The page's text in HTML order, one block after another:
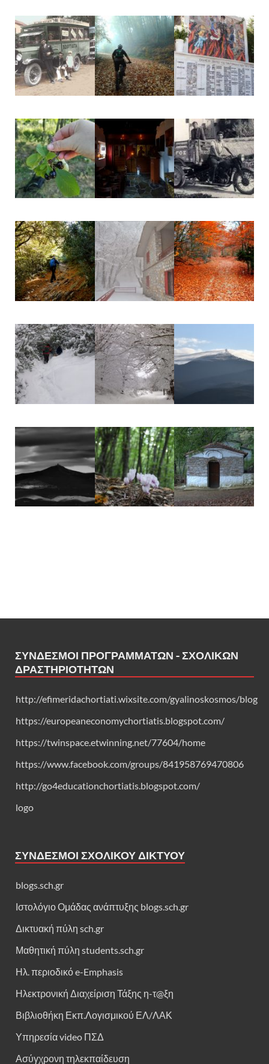
ΣΎΝΔΕΣΜΟΙ ΠΡΟΓΡΑΜΜΆΤΩΝ - ΣΧΟΛΙΚΏΝ
ΔΡΑΣΤΗΡΙΟΤΉΤΩΝ
http://efimeridachortiati.wixsite.com/gyalinoskosmos/blog
https://europeaneconomychortiatis.blogspot.com/
https://twinspace.etwinning.net/77604/home
https://www.facebook.com/groups/841958769470806
http://go4educationchortiatis.blogspot.com/
logo
ΣΎΝΔΕΣΜΟΙ ΣΧΟΛΙΚΟΎ ΔΙΚΤΎΟΥ
blogs.sch.gr
Ιστολόγιο Ομάδας ανάπτυξης blogs.sch.gr
Δικτυακή πύλη sch.gr
Μαθητική πύλη students.sch.gr
Ηλ. περιοδικό e-Emphasis
Ηλεκτρονική Διαχείριση Τάξης η-τ@ξη
Βιβλιοθήκη Εκπ.Λογισμικού ΕΛ/ΛΑΚ
Υπηρεσία video ΠΣΔ
Ασύγχρονη τηλεκπαίδευση